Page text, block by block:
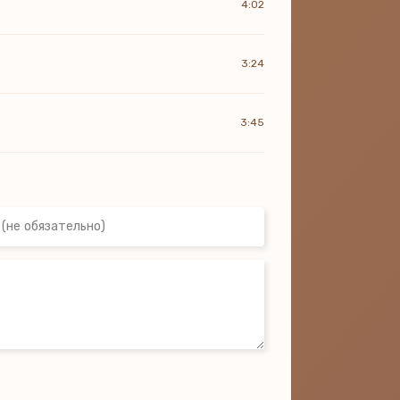
4:02
3:24
3:45